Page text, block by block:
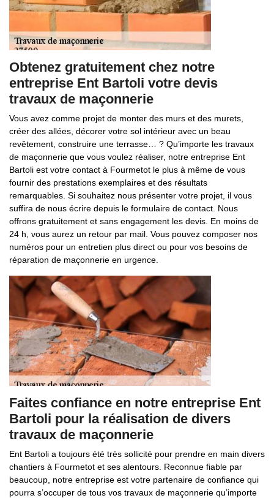
Obtenez gratuitement chez notre
entreprise Ent Bartoli votre devis
travaux de maçonnerie
Vous avez comme projet de monter des murs et des murets,
créer des allées, décorer votre sol intérieur avec un beau
revêtement, construire une terrasse… ? Qu’importe les travaux
de maçonnerie que vous voulez réaliser, notre entreprise Ent
Bartoli est votre contact à Fourmetot le plus à même de vous
fournir des prestations exemplaires et des résultats
remarquables. Si souhaitez nous présenter votre projet, il vous
suffira de nous écrire depuis le formulaire de contact. Nous
offrons gratuitement et sans engagement les devis. En moins de
24 h, vous aurez un retour par mail. Vous pouvez composer nos
numéros pour un entretien plus direct ou pour vos besoins de
réparation de maçonnerie en urgence.
Faites confiance en notre entreprise Ent
Bartoli pour la réalisation de divers
travaux de maçonnerie
Ent Bartoli a toujours été très sollicité pour prendre en main divers
chantiers à Fourmetot et ses alentours. Reconnue fiable par
beaucoup, notre entreprise est votre partenaire de confiance qui
pourra s’occuper de tous vos travaux de maçonnerie qu’importe